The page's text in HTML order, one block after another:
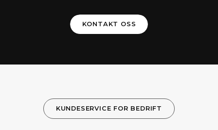
KONTAKT OSS
KUNDESERVICE FOR BEDRIFT